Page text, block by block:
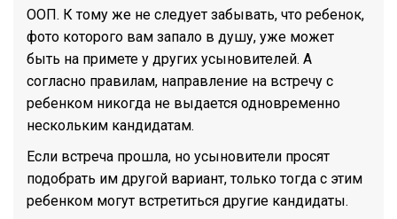
ООП. К тому же не следует забывать, что ребенок,
фото которого вам запало в душу, уже может
быть на примете у других усыновителей. А
согласно правилам, направление на встречу с
ребенком никогда не выдается одновременно
нескольким кандидатам.
Если встреча прошла, но усыновители просят
подобрать им другой вариант, только тогда с этим
ребенком могут встретиться другие кандидаты.